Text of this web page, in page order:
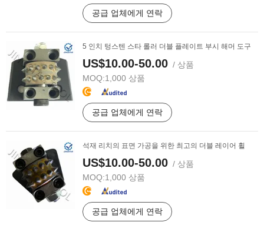
공급 업체에게 연락
5 인치 텅스텐 스타 롤러 더블 플레이트 부시 해머 도구
US$10.00-50.00 / 상품
MOQ:1,000 상품
공급 업체에게 연락
석재 리치의 표면 가공을 위한 최고의 더블 레이어 휠
US$10.00-50.00 / 상품
MOQ:1,000 상품
공급 업체에게 연락